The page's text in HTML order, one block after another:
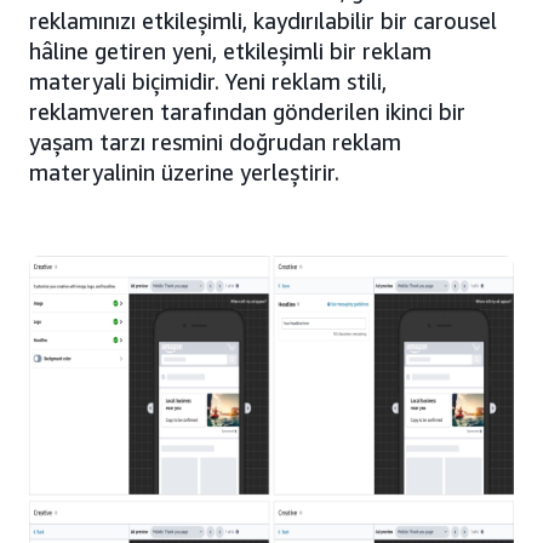
reklamınızı etkileşimli, kaydırılabilir bir carousel
hâline getiren yeni, etkileşimli bir reklam
materyali biçimidir. Yeni reklam stili,
reklamveren tarafından gönderilen ikinci bir
yaşam tarzı resmini doğrudan reklam
materyalinin üzerine yerleştirir.